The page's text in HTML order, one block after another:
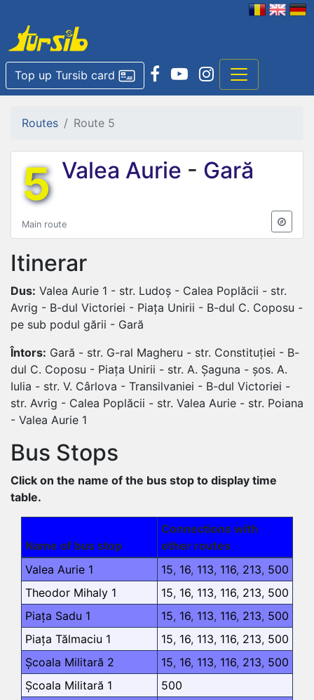
Top up Tursib card
Routes Route 5
5 Valea Aurie - Gară
Main route
Itinerar
Dus: Valea Aurie 1 - str. Ludoș - Calea Poplăcii - str.
Avrig - B-dul Victoriei - Piața Unirii - B-dul C. Coposu -
pe sub podul gării - Gară
Întors: Gară - str. G-ral Magheru - str. Constituției - B-
dul C. Coposu - Piața Unirii - str. A. Șaguna - șos. A.
Iulia - str. V. Cârlova - Transilvaniei - B-dul Victoriei -
str. Avrig - Calea Poplăcii - str. Valea Aurie - str. Poiana
- Valea Aurie 1
Bus Stops
Click on the name of the bus stop to display time
table.
Name of bus stop
Connections with
other routes
Valea Aurie 1
15, 16, 113, 116, 213, 500
Theodor Mihaly 1
15, 16, 113, 116, 213, 500
Piața Sadu 1
15, 16, 113, 116, 213, 500
Piața Tălmaciu 1
15, 16, 113, 116, 213, 500
Școala Militară 2
15, 16, 113, 116, 213, 500
Școala Militară 1
500